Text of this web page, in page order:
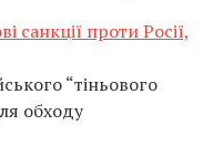
санкції проти Росії,
“тіньового
обходу